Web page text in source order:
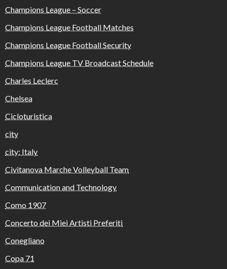
Champions League – Soccer
Champions League Football Matches
Champions League Football Security
Champions League TV Broadcast Schedule
Charles Leclerc
Chelsea
Cicloturistica
city
city: Italy
Civitanova Marche Volleyball Team
Communication and Technology
Como 1907
Concerto dei Miei Artisti Preferiti
Conegliano
Copa 71